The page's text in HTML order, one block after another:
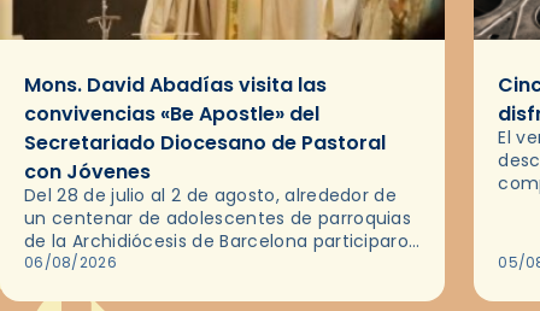
Mons. David Abadías visita las
convivencias «Be Apostle» del
Secretariado Diocesano de Pastoral
con Jóvenes
Del 28 de julio al 2 de agosto, alrededor de
un centenar de adolescentes de parroquias
de la Archidiócesis de Barcelona participaron
en las convivencias Be Apostle, organizadas
06/08/2026
El
05/